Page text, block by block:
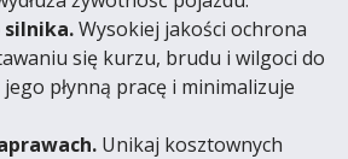
silnika.Wysokiej jakości ochrona
się kurzu, brudu i wilgoci do
płynną pracę i minimalizuje
Unikaj kosztownych